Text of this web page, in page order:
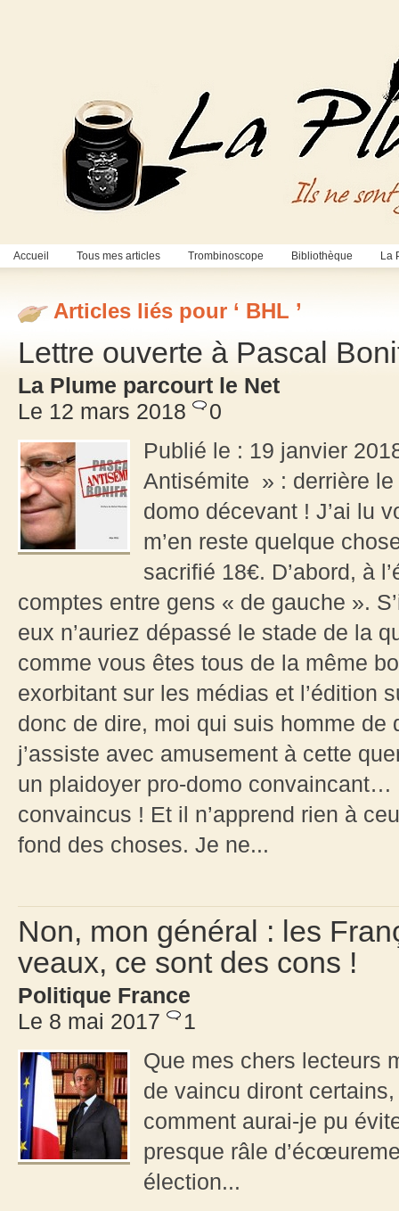
Accueil Tous mes articles Trombinoscope Bibliothèque La
Articles liés pour ‘ BHL ’
Lettre ouverte à Pascal
La Plume parcourt le Net
Le 12 mars 2018
0
Publié le : 19 janvier
Antisémite » : derrière
domo décevant ! J’ai lu
m’en reste quelque
sacrifié 18€. D’abord, à
comptes entre gens « de gauche ».
eux n’auriez dépassé le stade de la
comme vous êtes tous de la même
exorbitant sur les médias et l’édition
donc de dire, moi qui suis homme de
j’assiste avec amusement à cette
un plaidoyer pro-domo
convaincus ! Et il n’apprend rien à
fond des choses. Je ne...
Non, mon général : les
veaux, ce sont des cons !
Politique France
Le 8 mai 2017
1
Que mes chers lecteurs
de vaincu diront
comment aurai-je pu
presque râle
élection...